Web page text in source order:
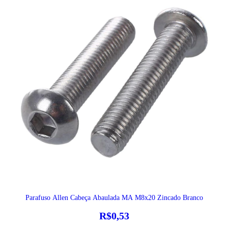
Parafuso Allen Cabeça Abaulada MA M8x20 Zincado Branco
R$0,53